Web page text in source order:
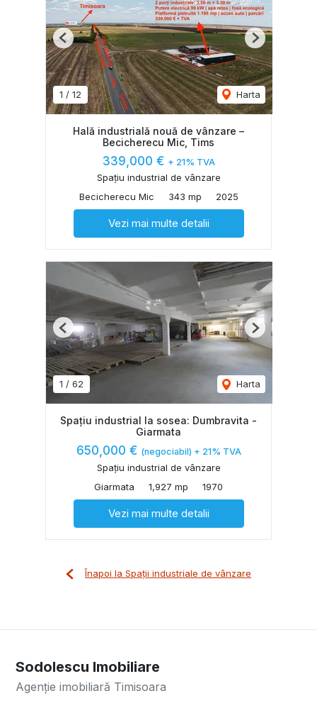
1 / 12 Harta
Previous Next
Hală industrială nouă de vânzare –
Becicherecu Mic, Tims
339,000 € + 21% TVA
Spațiu industrial de vânzare
Becicherecu Mic
343 mp 2025
Vezi mai multe detalii
1 / 62 Harta
Previous Next
Spațiu industrial la sosea: Dumbravita -
Giarmata
650,000 € (negociabil) + 21% TVA
Spațiu industrial de vânzare
Giarmata
1,927 mp 1970
Vezi mai multe detalii
Înapoi la Spații industriale de vânzare
Sodolescu Imobiliare
Agenție imobiliară Timisoara